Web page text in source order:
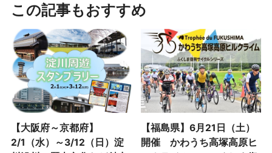
この記事もおすすめ
【大阪府～京都府】
2/1（水）～3/12（日）淀
【福島県】6月21日（土）
開催 かわうち高塚高原ヒ